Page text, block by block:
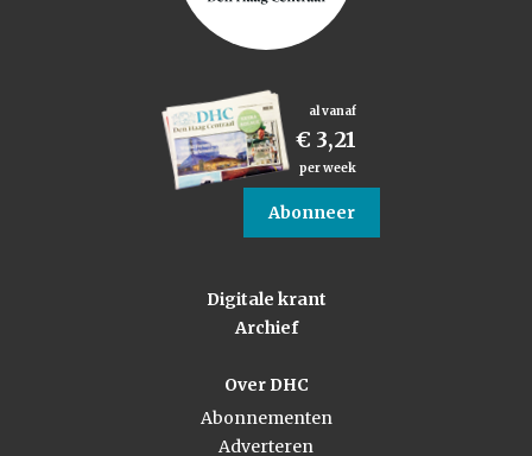
al vanaf
€ 3,21
per week
Abonneer
Digitale krant
Archief
Over DHC
Abonnementen
Adverteren